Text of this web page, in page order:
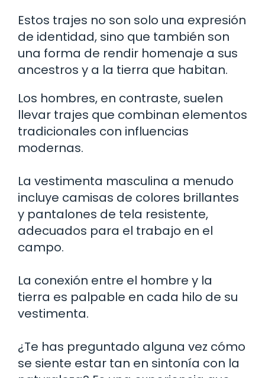
Estos trajes no son solo una expresión
de identidad, sino que también son
una forma de rendir homenaje a sus
ancestros y a la tierra que habitan.
Los hombres, en contraste, suelen
llevar trajes que combinan elementos
tradicionales con influencias
modernas.
La vestimenta masculina a menudo
incluye camisas de colores brillantes
y pantalones de tela resistente,
adecuados para el trabajo en el
campo.
La conexión entre el hombre y la
tierra es palpable en cada hilo de su
vestimenta.
¿Te has preguntado alguna vez cómo
se siente estar tan en sintonía con la